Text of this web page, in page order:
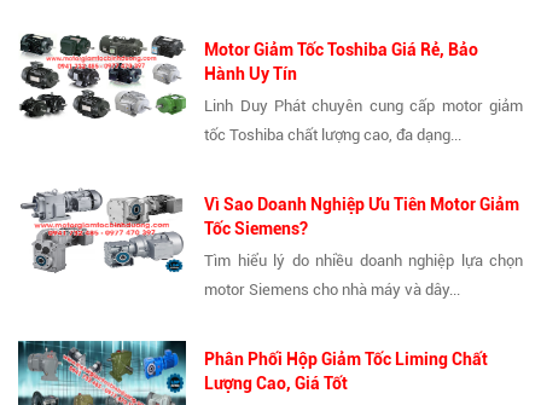
Motor Giảm Tốc Toshiba Giá Rẻ, Bảo
Hành Uy Tín
Linh Duy Phát chuyên cung cấp motor giảm
tốc Toshiba chất lượng cao, đa dạng...
Vì Sao Doanh Nghiệp Ưu Tiên Motor Giảm
Tốc Siemens?
Tìm hiểu lý do nhiều doanh nghiệp lựa chọn
motor Siemens cho nhà máy và dây...
Phân Phối Hộp Giảm Tốc Liming Chất
Lượng Cao, Giá Tốt